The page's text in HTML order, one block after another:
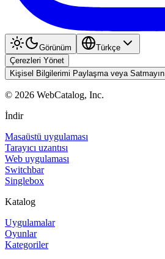
Görünüm
Türkçe
Çerezleri Yönet
Kişisel Bilgilerimi Paylaşma veya Satmayın
© 2026 WebCatalog, Inc.
İndir
Masaüstü uygulaması
Tarayıcı uzantısı
Web uygulaması
Switchbar
Singlebox
Katalog
Uygulamalar
Oyunlar
Kategoriler